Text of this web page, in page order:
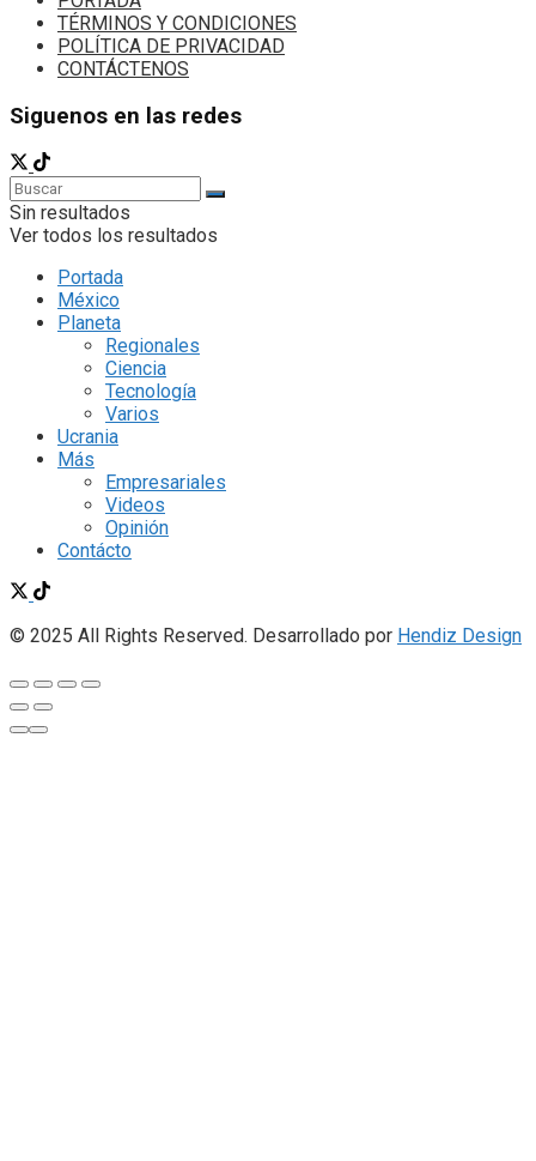
TÉRMINOS Y CONDICIONES
POLÍTICA DE PRIVACIDAD
CONTÁCTENOS
Siguenos en las redes
Sin resultados
Ver todos los resultados
Portada
México
Planeta
Regionales
Ciencia
Tecnología
Varios
Ucrania
Más
Empresariales
Videos
Opinión
Contácto
© 2025 All Rights Reserved. Desarrollado por Hendiz Design